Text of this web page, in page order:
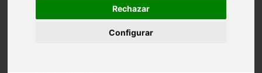
Rechazar
Configurar
Valladolid - fuensaldaña